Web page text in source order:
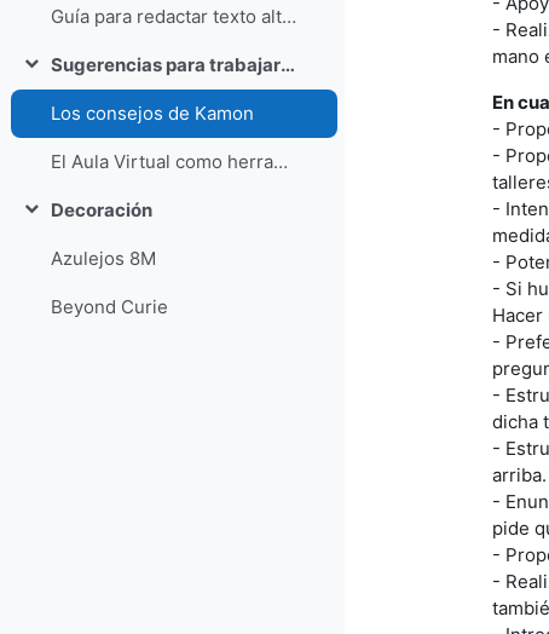
Guía para redactar texto alternativo en redes sociales (ALT text)
Colapsar Sugerencias para trabajar con alumnado autista
Los consejos de Kamon
El Aula Virtual como herramienta de accesibilidad en un centro preferente TEA
Colapsar
Decoración
Azulejos 8M
Beyond Curie
-
mano
En
-
-
-
-
- Si
-
-
dicha
-
arriba.
-
pide
-
-